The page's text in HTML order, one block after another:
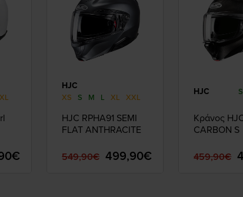
HJC
XS S M L XL XXL
HJC RPHA91 SEMI
FLAT ANTHRACITE
549,90€ 499,90€
HJC S
Κράνος
CARBON S
459,90€